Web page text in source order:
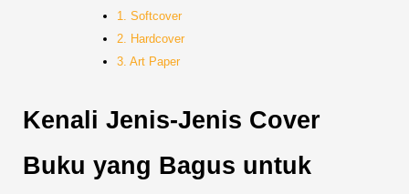
1. Softcover
2. Hardcover
3. Art Paper
Kenali Jenis-Jenis Cover
Buku yang Bagus untuk